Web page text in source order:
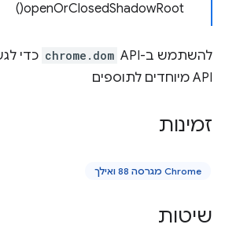
openOrClosedShadowRoot()
להשתמש ב-API chrome.dom
API מיוחדים לתוספים
זמינות
Chrome מגרסה 88 ואילך
שיטות